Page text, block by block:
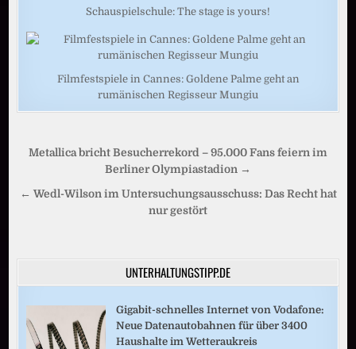
Schauspielschule: The stage is yours!
Filmfestspiele in Cannes: Goldene Palme geht an
rumänischen Regisseur Mungiu
Beitragsnavigation
Metallica bricht Besucherrekord – 95.000 Fans feiern im
Berliner Olympiastadion →
← Wedl-Wilson im Untersuchungsausschuss: Das Recht hat
nur gestört
UNTERHALTUNGSTIPP.DE
Gigabit-schnelles Internet von Vodafone:
Neue Datenautobahnen für über 3400
Haushalte im Wetteraukreis